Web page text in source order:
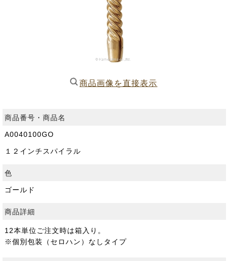
商品画像を直接表示
商品番号・商品名
A0040100GO
１２インチスパイラル
色
ゴールド
商品詳細
12本単位ご注文時は箱入り。
※個別包装（セロハン）なしタイプ